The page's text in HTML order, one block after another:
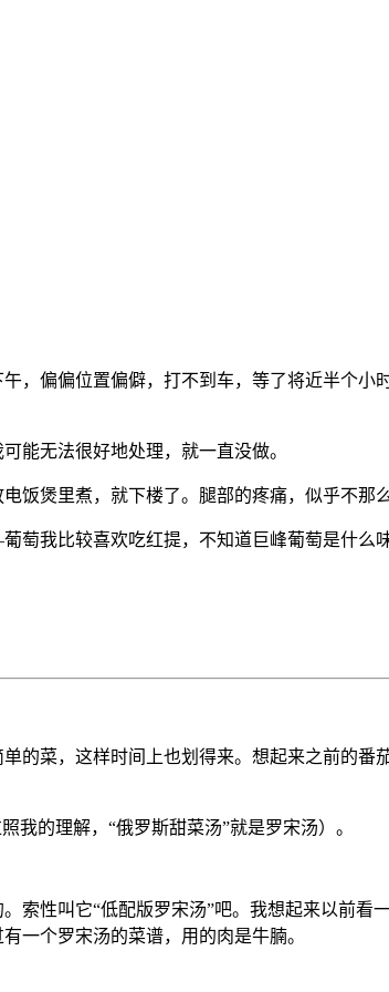
，偏偏位置偏僻，打不到车，等了将近半个小
能无法很好地处理，就一直没做。
饭煲里煮，就下楼了。腿部的疼痛，似乎不那
我比较喜欢吃红提，不知道巨峰葡萄是什么
的菜，这样时间上也划得来。想起来之前的番
我的理解，“俄罗斯甜菜汤”就是罗宋汤）。
性叫它“低配版罗宋汤”吧。我想起来以前看
一个罗宋汤的菜谱，用的肉是牛腩。